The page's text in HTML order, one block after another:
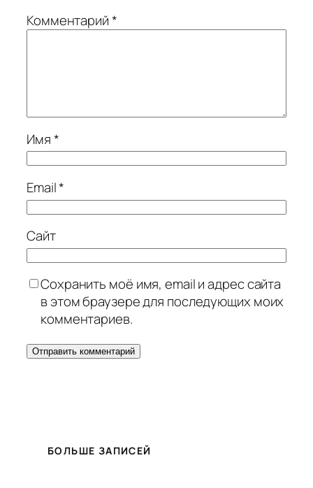
Комментарий*
Имя*
Email*
Сайт
Сохранить моё имя, email и адрес сайта
в этом браузере для последующих моих
комментариев.
БОЛЬШЕ ЗАПИСЕЙ